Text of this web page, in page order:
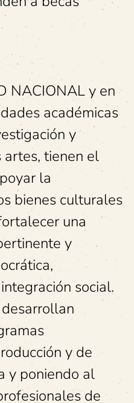
NACIONAL y en
académicas
y
artes, tienen el
la
bienes culturales
una
y
social.
y de
y poniendo al
de